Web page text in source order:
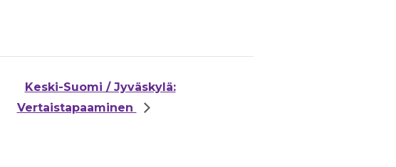
Keski-Suomi / Jyväskylä:
Vertaistapaaminen